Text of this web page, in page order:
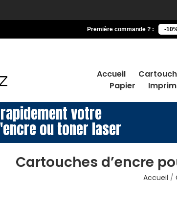
Première commande ? : -
Accueil
Papier
votre
ou toner laser
Cartouches d’encre
Accueil